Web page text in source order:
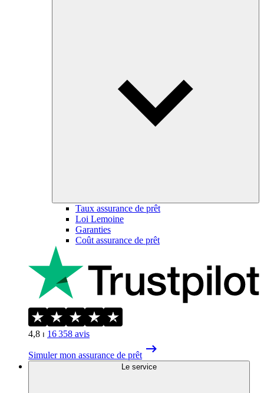
Taux assurance de prêt
Loi Lemoine
Garanties
Coût assurance de prêt
4,8 ⏐ 16 358 avis
Simuler mon assurance de prêt
Le service